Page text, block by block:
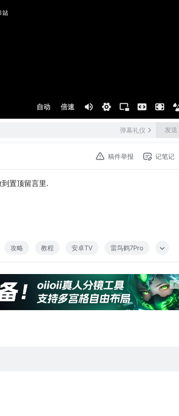
自动 倍速
弹幕礼仪 发送
稿件举报 记笔记
置顶留言里.
攻略 教程 安卓TV 雷鸟鹤7Pro